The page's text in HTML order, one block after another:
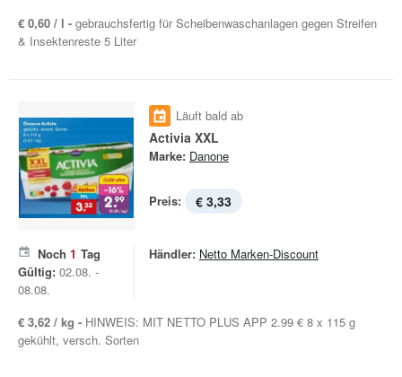
€ 0,60 / l - gebrauchsfertig für Scheibenwaschanlagen gegen Streifen
& Insektenreste 5 Liter
Läuft bald ab
Activia XXL
Marke: Danone
Preis: € 3,33
Noch 1 Tag
Gültig: 02.08. -
08.08.
Händler: Netto Marken-Discount
€ 3,62 / kg - HINWEIS: MIT NETTO PLUS APP 2.99 € 8 x 115 g
gekühlt, versch. Sorten